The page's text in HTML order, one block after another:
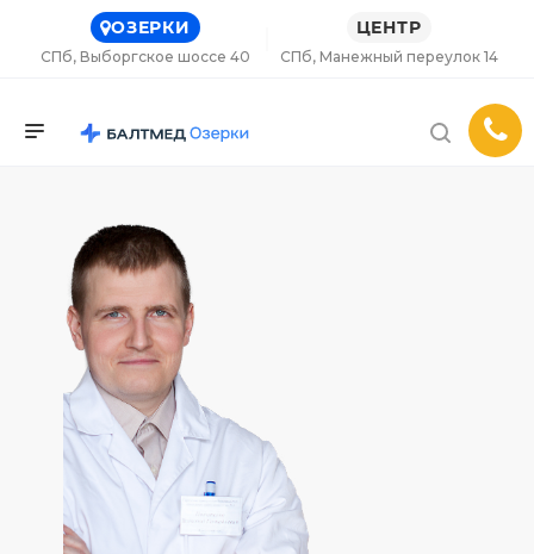
ОЗЕРКИ
СПб, Выборгское шоссе 40
ЦЕНТР
СПб, Манежный переулок 14